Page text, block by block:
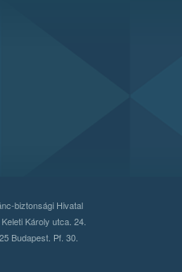
biztonsági Hivatal
Károly utca. 24.
Budapest. Pf. 30.